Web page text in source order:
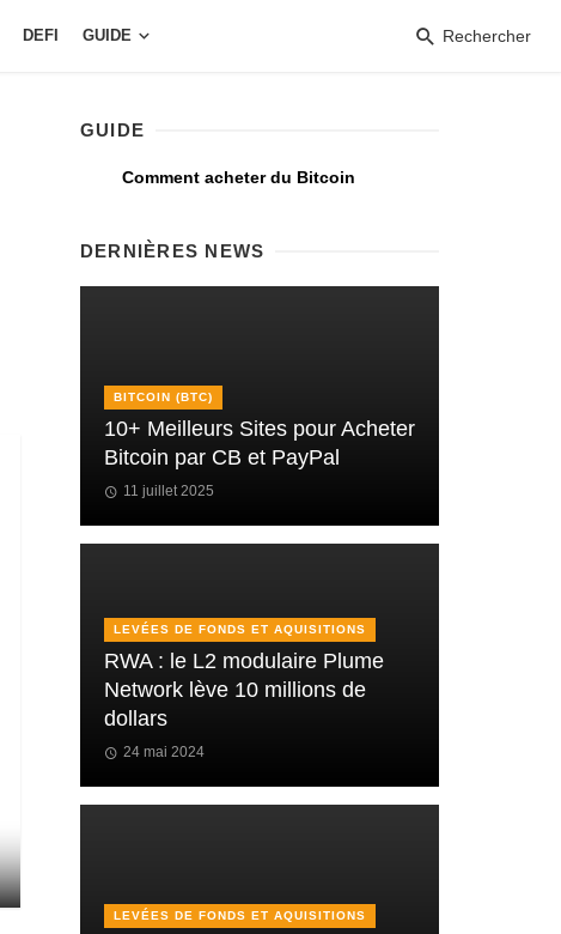
DEFI GUIDE Rechercher
GUIDE
Comment acheter du Bitcoin
DERNIÈRES NEWS
BITCOIN (BTC)
10+ Meilleurs Sites pour Acheter
Bitcoin par CB et PayPal
11 juillet 2025
LEVÉES DE FONDS ET AQUISITIONS
RWA : le L2 modulaire Plume
Network lève 10 millions de
dollars
24 mai 2024
LEVÉES DE FONDS ET AQUISITIONS